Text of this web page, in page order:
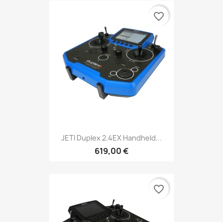
JETI Duplex 2.4EX Handheld...
619,00 €
favorite_border
favorite_border